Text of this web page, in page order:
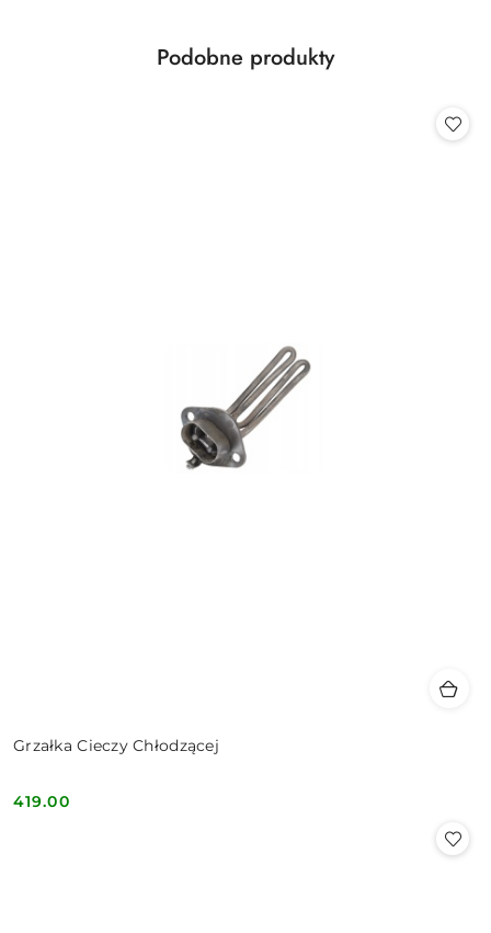
Pomiń karuzelę produktów
Produkty
Podobne produkty
Grzałka Cieczy Chłodzącej
Cena:
419.00